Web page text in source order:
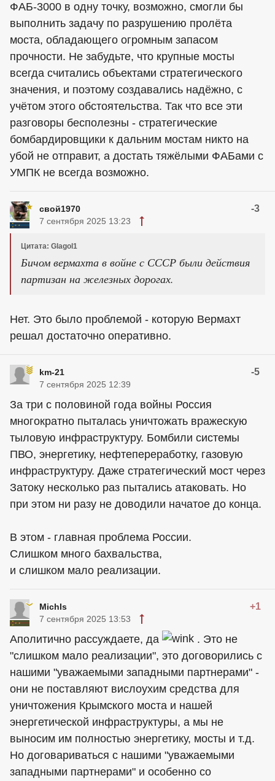
ФАБ-3000 в одну точку, возможно, смогли бы
выполнить задачу по разрушению пролёта
моста, обладающего огромным запасом
прочности. Не забудьте, что крупные мосты
всегда считались объектами стратегического
значения, и поэтому создавались надёжно, с
учётом этого обстоятельства. Так что все эти
разговоры бесполезны - стратегические
бомбардировщики к дальним мостам никто на
убой не отправит, а достать тяжёлыми ФАБами с
УМПК не всегда возможно.
свой1970 -3
7 сентября 2025 13:23
Цитата: Glagol1
Бичом вермахта в войне с СССР были действия
партизан на железных дорогах.
Нет. Это было проблемой - которую Вермахт
решал достаточно оперативно.
km-21 -5
7 сентября 2025 12:39
За три с половиной года войны Россия
многократно пыталась уничтожать вражескую
тыловую инфраструктуру. Бомбили системы
ПВО, энергетику, нефтепереработку, газовую
инфраструктуру. Даже стратегический мост через
Затоку несколько раз пытались атаковать. Но
при этом ни разу не доводили начатое до конца.
В этом - главная проблема России.
Слишком много бахвальства,
и слишком мало реализации.
MichIs +1
7 сентября 2025 13:53
Аполитично рассуждаете, да
. Это не
"слишком мало реализации", это договорились с
нашими "уважаемыми западными партнерами" -
они не поставляют вислоухим средства для
уничтожения Крымского моста и нашей
энергетической инфраструктуры, а мы не
выносим им полностью энергетику, мосты и т.д.
Но договариваться с нашими "уважаемыми
западными партнерами" и особенно со